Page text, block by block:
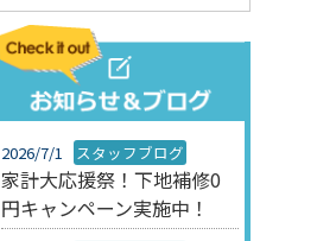
2026/7/1 スタッフブログ
家計大応援祭！下地補修0
円キャンペーン実施中！